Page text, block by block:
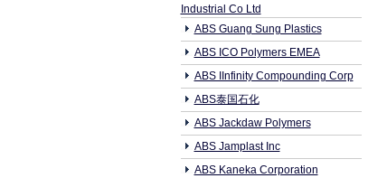
Industrial Co Ltd
ABS Guang Sung Plastics
ABS ICO Polymers EMEA
ABS IInfinity Compounding Corp
ABS泰国石化
ABS Jackdaw Polymers
ABS Jamplast Inc
ABS Kaneka Corporation